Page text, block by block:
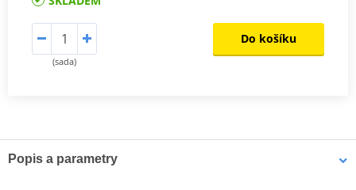
(sada)
Do košíku
Popis a parametry